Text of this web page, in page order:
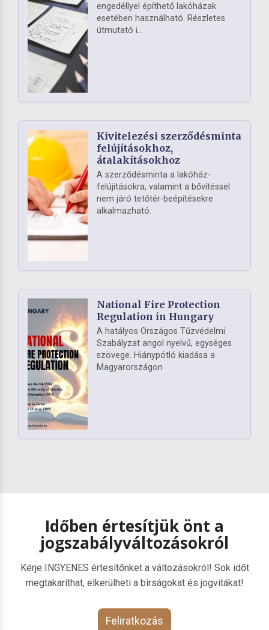
engedéllyel építhető lakóházak
esetében használható. Részletes
útmutató i...
Kivitelezési szerződésminta
felújításokhoz,
átalakításokhoz
A szerződésminta a lakóház-
felújításokra, valamint a bővítéssel
nem járó tetőtér-beépítésekre
alkalmazható.
National Fire Protection
Regulation in Hungary
A hatályos Országos Tűzvédelmi
Szabályzat angol nyelvű, egységes
szövege. Hiánypótló kiadása a
Magyarországon
Időben értesítjük önt a
jogszabályváltozásokról
Kérje INGYENES értesítőnket a változásokról! Sok időt
megtakaríthat, elkerülheti a bírságokat és jogvitákat!
Feliratkozás